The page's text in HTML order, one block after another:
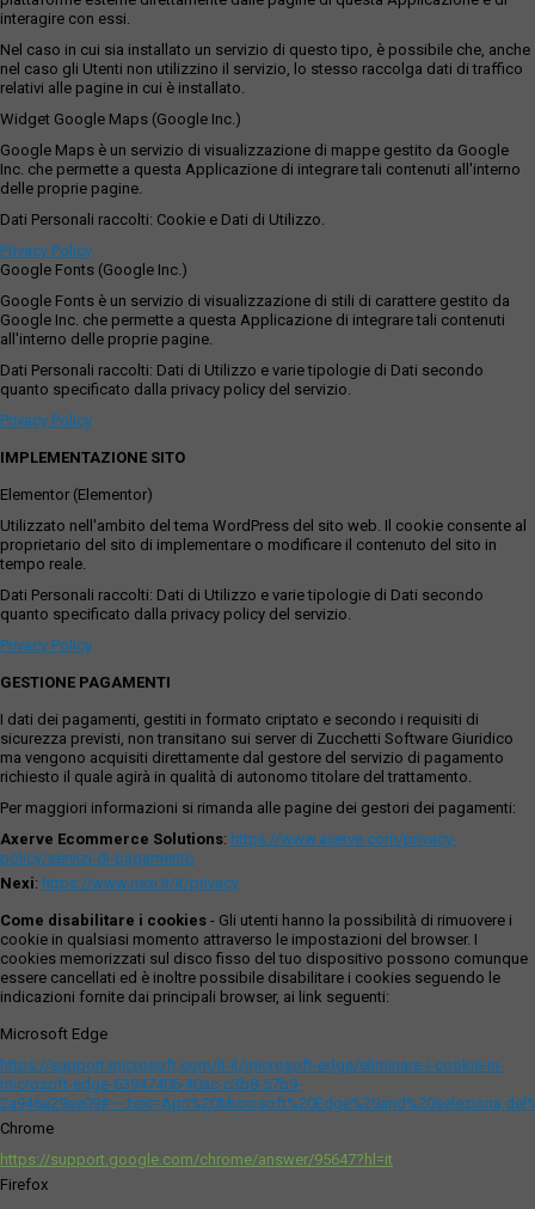
interagire con essi.
Nel caso in cui sia installato un servizio di questo tipo, è possibile che, anche
nel caso gli Utenti non utilizzino il servizio, lo stesso raccolga dati di traffico
relativi alle pagine in cui è installato.
Widget Google Maps (Google Inc.)
Google Maps è un servizio di visualizzazione di mappe gestito da Google
Inc. che permette a questa Applicazione di integrare tali contenuti all'interno
delle proprie pagine.
Dati Personali raccolti: Cookie e Dati di Utilizzo.
Privacy Policy
Google Fonts (Google Inc.)
Google Fonts è un servizio di visualizzazione di stili di carattere gestito da
Google Inc. che permette a questa Applicazione di integrare tali contenuti
all'interno delle proprie pagine.
Dati Personali raccolti: Dati di Utilizzo e varie tipologie di Dati secondo
quanto specificato dalla privacy policy del servizio.
Privacy Policy
IMPLEMENTAZIONE SITO
Elementor (Elementor)
Utilizzato nell'ambito del tema WordPress del sito web. Il cookie consente al
proprietario del sito di implementare o modificare il contenuto del sito in
tempo reale.
Dati Personali raccolti: Dati di Utilizzo e varie tipologie di Dati secondo
quanto specificato dalla privacy policy del servizio.
Privacy Policy
GESTIONE PAGAMENTI
I dati dei pagamenti, gestiti in formato criptato e secondo i requisiti di
sicurezza previsti, non transitano sui server di Zucchetti Software Giuridico
ma vengono acquisiti direttamente dal gestore del servizio di pagamento
richiesto il quale agirà in qualità di autonomo titolare del trattamento.
Per maggiori informazioni si rimanda alle pagine dei gestori dei pagamenti:
Axerve Ecommerce Solutions: https://www.axerve.com/privacy-
policy/servizi-di-pagamento
Nexi: https://www.nexi.it/it/privacy
Come disabilitare i cookies - Gli utenti hanno la possibilità di rimuovere i
cookie in qualsiasi momento attraverso le impostazioni del browser. I
cookies memorizzati sul disco fisso del tuo dispositivo possono comunque
essere cancellati ed è inoltre possibile disabilitare i cookies seguendo le
indicazioni fornite dai principali browser, ai link seguenti:
Microsoft Edge
https://support.microsoft.com/it-it/microsoft-edge/eliminare-i-cookie-in-
microsoft-edge-63947406-40ac-c3b8-57b9-
Chrome
https://support.google.com/chrome/answer/95647?hl=it
Firefox